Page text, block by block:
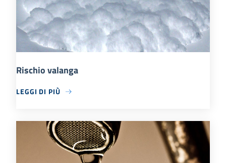
Rischio valanga
LEGGI DI PIÙ